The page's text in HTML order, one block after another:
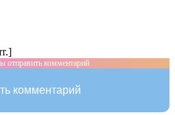
отправить комментарий
комментарий